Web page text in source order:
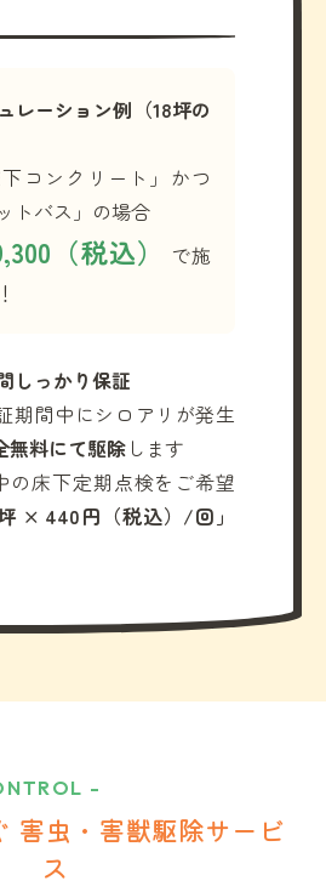
レーション例（18坪の
コンクリート」かつ
トバス」の場合
（税込）
で施
しっかり保証
期間中にシロアリが発生
無料にて駆除 します
の床下定期点検をご希望
坪 × 440円（税込）/回」
-
害虫・害獣駆除サービ
ス